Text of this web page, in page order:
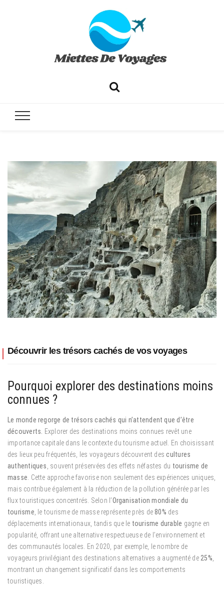
Découvrir les trésors cachés de vos voyages
Pourquoi explorer des destinations moins
connues ?
Le monde regorge de trésors cachés qui n’attendent que d’être
découverts.
Explorer des destinations moins connues revêt une
importance capitale dans le contexte du tourisme actuel. En choisissant
des lieux peu fréquentés, les voyageurs découvrent descultures
authentiques , souvent préservées des effets néfastes du tourisme de
masse . Cette approche favorise non seulement des expériences uniques,
mais contribue également à la réduction de la pollution générée par les
flux touristiques concentrés. Selon l’Organisation mondiale du
tourisme , le tourisme de masse représente près de 80% des
déplacements internationaux, tandis que le tourisme durable gagne en
popularité, offrant une alternative respectueuse de l’environnement et
des communautés locales. En 2020, par exemple, le nombre de
voyageurs privilégiant des destinations alternatives a augmenté de 25%
montrant un changement significatif dans les comportements
touristiques.